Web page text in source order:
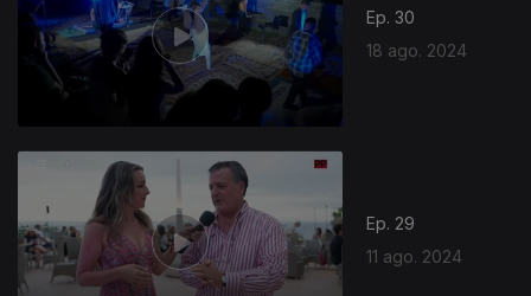
Ep. 30
18 ago. 2024
Ep. 29
11 ago. 2024